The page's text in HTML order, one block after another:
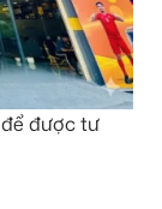
để được tư